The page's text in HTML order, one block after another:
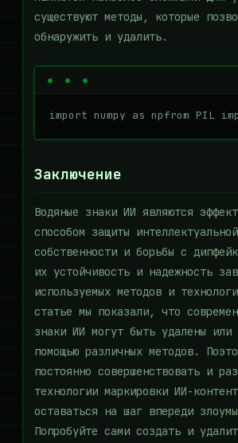
существуют методы, которые
обнаружить и удалить.
import numpy as npfrom PIL
Заключение
Водяные знаки ИИ являются
способом защиты интеллектуальной
собственности и борьбы с
их устойчивость и надежность
используемых методов и
статье мы показали, что
знаки ИИ могут быть удалены или
помощью различных методов.
постоянно совершенствовать и
технологии маркировки ИИ-
оставаться на шаг впереди
Попробуйте сами создать и